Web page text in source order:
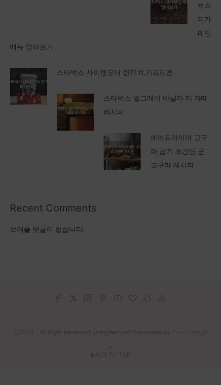
벅스
디카
페인
메뉴 알아보기
스타벅스 사이렌오더 란?? ft.기프티콘
스타벅스 얼그레이 바닐라 티 라떼
레시피
에어프라이어 고구
마 굽기 초간단 군
고구마 레시피
Recent Comments
보여줄 댓글이 없습니다.
@2021 - All Right Reserved. Designed and Developed by
BACK TO TOP